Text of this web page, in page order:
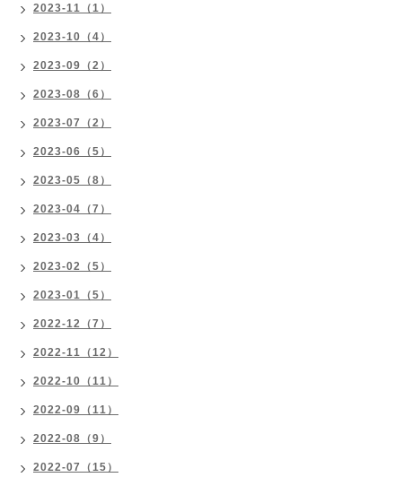
2023-11（1）
2023-10（4）
2023-09（2）
2023-08（6）
2023-07（2）
2023-06（5）
2023-05（8）
2023-04（7）
2023-03（4）
2023-02（5）
2023-01（5）
2022-12（7）
2022-11（12）
2022-10（11）
2022-09（11）
2022-08（9）
2022-07（15）